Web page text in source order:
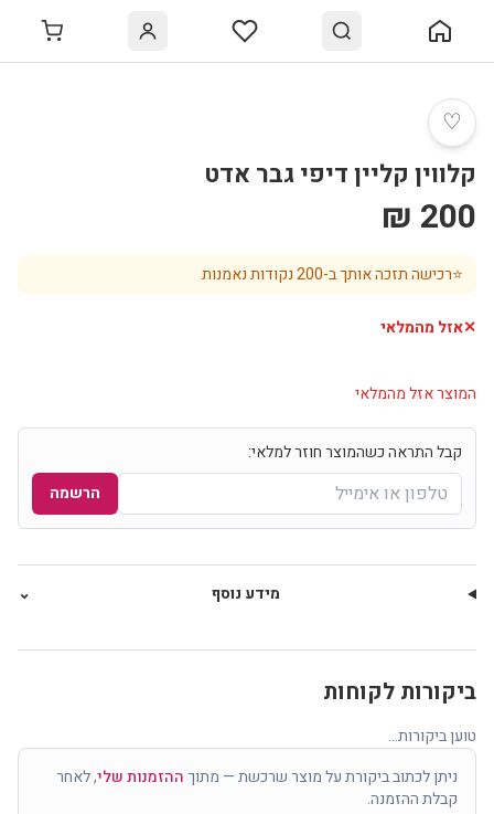
♡
קלווין קליין דיפי גבר אדט
200 ₪
⭐רכישה תזכה אותך ב-200נקודות נאמנות
✕אזל מהמלאי
המוצר אזל מהמלאי
קבל התראה כשהמוצר חוזר למלאי:
הרשמה
מידע נוסף ⌄
ביקורות לקוחות
טוען ביקורות...
ניתן לכתוב ביקורת על מוצר שרכשת — מתוךההזמנות שלי, לאחר
קבלת ההזמנה.